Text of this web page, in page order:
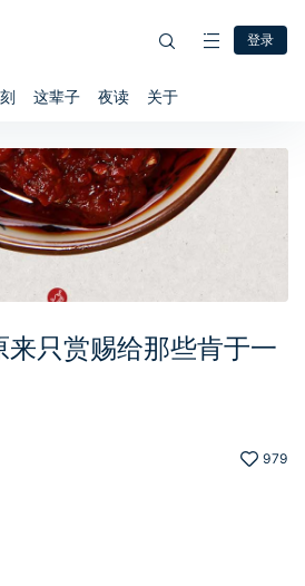
登录
这辈子 夜读 关于
只赏赐给那些肯于一
979